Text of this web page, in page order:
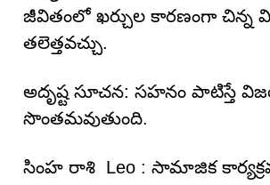
జీవితంలో ఖర్చుల కారణంగా చిన్న
తలెత్తవచ్చు.
అదృష్ట సూచన: సహనం పాటిస్తే
సొంతమవుతుంది.
సింహ రాశి Leo : సామాజిక